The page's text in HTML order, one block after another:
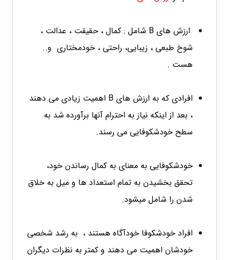
ارزش های B شامل : کمال ، حقیقت ، عدالت ،
شوخ طبعی ، زیبایی، راحتی ، خودمختاری و..
هست .
افرادی که به ارزش های B اهمیت زیادی می دهند
، بعد از اینکه نیاز به احترام آنها برآورده شد به
سطح خودشکوفایی می رسند.
خودشکوفایی به معنای به کمال رساندن خود،
تحقق بخشیدن به تمام استعداد ها و میل به خلاق
شدن را شامل میشود.
افراد خودشکوفا خودآگاه هستند ، به رشد شخصی
خودشان اهمیت می دهند و کمتر به نظرات دیگران